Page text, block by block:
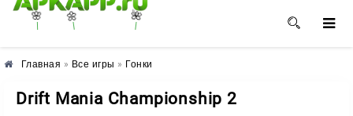
🌸 🌼 🌺
Главная » Все игры » Гонки
Drift Mania Championship 2